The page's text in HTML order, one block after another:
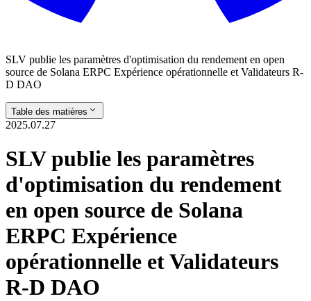
SLV publie les paramètres d'optimisation du rendement en open
source de Solana ERPC Expérience opérationnelle et Validateurs R-
D DAO
Table des matières
2025.07.27
SLV publie les paramètres
d'optimisation du rendement
en open source de Solana
ERPC Expérience
opérationnelle et Validateurs
R-D DAO